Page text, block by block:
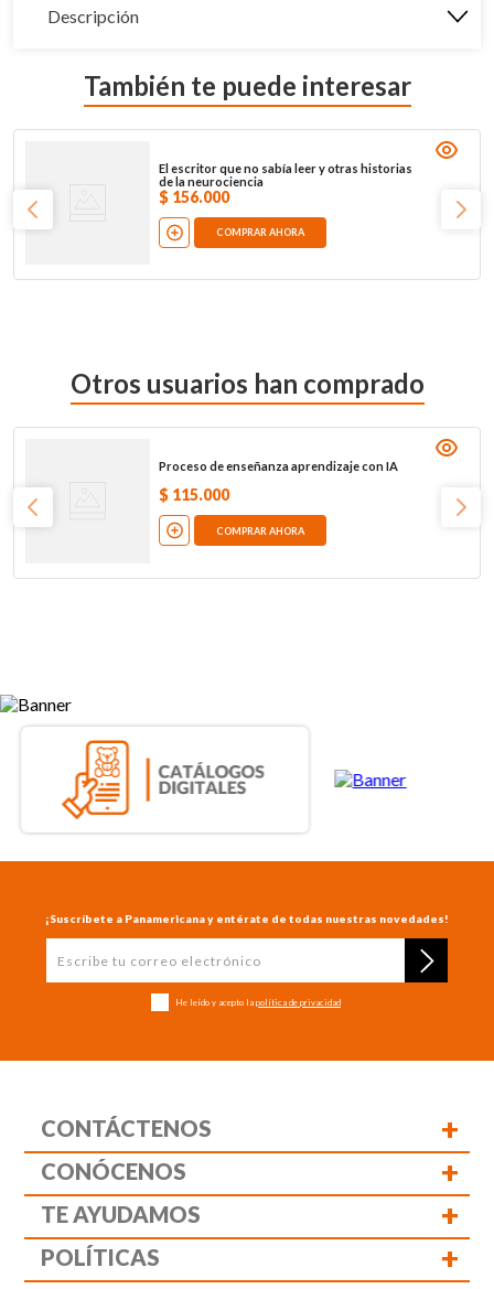
Descripción
También te puede interesar
El escritor que no sabía leer y otras historias
de la neurociencia
$ 156.000
COMPRAR AHORA
Otros usuarios han comprado
Proceso de enseñanza aprendizaje con IA
$ 115.000
COMPRAR AHORA
¡Suscríbete a Panamericana y entérate de todas nuestras novedades!
He leído y acepto la política de privacidad
CONTÁCTENOS +
CONÓCENOS +
TE AYUDAMOS +
POLÍTICAS +